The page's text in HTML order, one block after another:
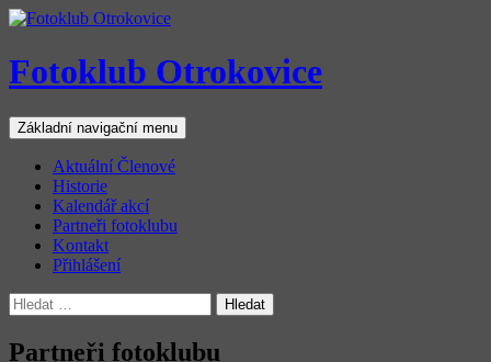
Přejít
obsahu
webu
Fotoklub Otrokovice
Hledat
Základní navigační menu
Aktuální Členové
Historie
Kalendář akcí
Partneři fotoklubu
Kontakt
Přihlášení
Vyhledávání
Partneři fotoklubu